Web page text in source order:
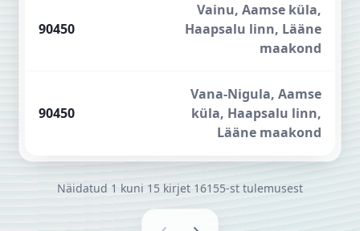
90450
Vainu, Aamse küla,
Haapsalu linn, Lääne
maakond
90450
Vana-Nigula, Aamse
küla, Haapsalu linn,
Lääne maakond
Näidatud 1 kuni 15 kirjet 16155-st tulemusest